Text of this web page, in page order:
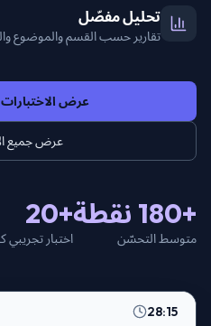
تحليل مفصّل
تقارير حسب القسم والموضوع
عرض الاختبارات
عرض جميع
+180 نقطة
متوسط التحسّن
+20
اختبار تجريبي
28:15